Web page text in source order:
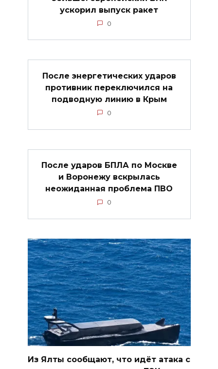
ускорил выпуск ракет
0
После энергетических ударов
противник переключился на
подводную линию в Крым
0
После ударов БПЛА по Москве
и Воронежу вскрылась
неожиданная проблема ПВО
0
Из Ялты сообщают, что идёт атака с